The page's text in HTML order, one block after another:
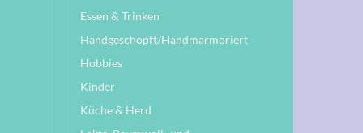
Essen & Trinken
Handgeschöpft/Handmarmoriert
Hobbies
Kinder
Küche & Herd